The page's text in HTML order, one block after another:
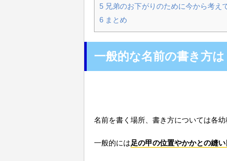
5 兄弟のお下がりのために今から考え
6 まとめ
一般的な名前の書き方は
名前を書く場所、書き方については各
一般的には足の甲の位置やかかとの縫い